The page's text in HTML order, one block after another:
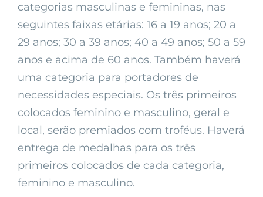
categorias masculinas e femininas, nas
seguintes faixas etárias: 16 a 19 anos; 20 a
29 anos; 30 a 39 anos; 40 a 49 anos; 50 a 59
anos e acima de 60 anos. Também haverá
uma categoria para portadores de
necessidades especiais. Os três primeiros
colocados feminino e masculino, geral e
local, serão premiados com troféus. Haverá
entrega de medalhas para os três
primeiros colocados de cada categoria,
feminino e masculino.